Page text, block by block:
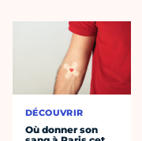
DÉCOUVRIR
Où donner son